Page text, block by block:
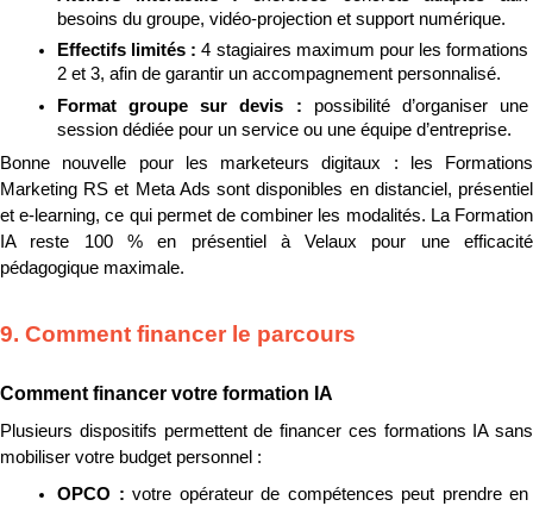
besoins du groupe, vidéo-projection et support numérique.
Effectifs limités : 4 stagiaires maximum pour les formations
2 et 3, afin de garantir un accompagnement personnalisé.
Format groupe sur devis : possibilité d’organiser une
session dédiée pour un service ou une équipe d’entreprise.
Bonne nouvelle pour les marketeurs digitaux : les Formations
Marketing RS et Meta Ads sont disponibles en distanciel, présentiel
et e-learning, ce qui permet de combiner les modalités. La Formation
IA reste 100 % en présentiel à Velaux pour une efficacité
pédagogique maximale.
9. Comment financer le parcours
Comment financer votre formation IA
Plusieurs dispositifs permettent de financer ces formations IA sans
mobiliser votre budget personnel :
OPCO : votre opérateur de compétences peut prendre en